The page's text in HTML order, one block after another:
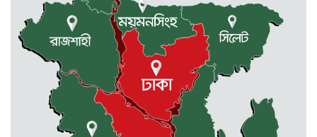
প্রথম শ্রেণিতে ভর্তি লটারিতে, পরীক্ষা হবে
দ্বিতীয় থেকে নবম শ্রেণি পর্যন্ত
দুর্গাপুরে ক্ষুদে শিক্ষার্থীদের মাঝে গাছের
চারা বিতরণ